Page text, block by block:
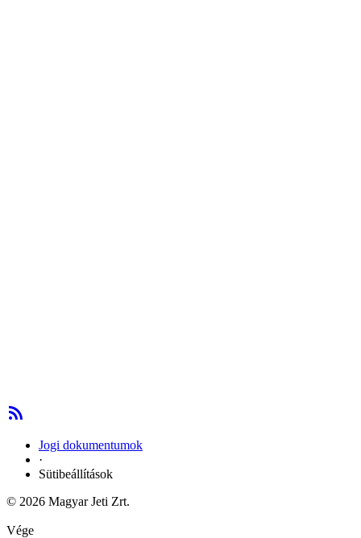
Jogi dokumentumok
·
Sütibeállítások
© 2026 Magyar Jeti Zrt.
Vége